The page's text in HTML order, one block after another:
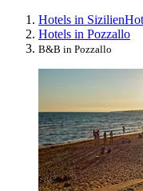
Hotels in Sizilien
Hotels in Pozzallo
B&B in Pozzallo